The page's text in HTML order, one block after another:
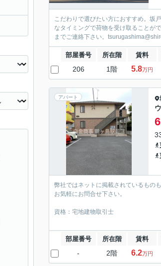
こだわりで選びたい方におすすめ。坂
なタイミングで荷物を受け取ることが
までご連絡下さい。
部屋番号 所在階 賃料
206 1階 5.8万円
アパート
弊社ではネットに掲載されているもの
お気軽にお問合せ下さい。
資格：宅地建物取引士
部屋番号 所在階 賃料
- 2階 6.2万円